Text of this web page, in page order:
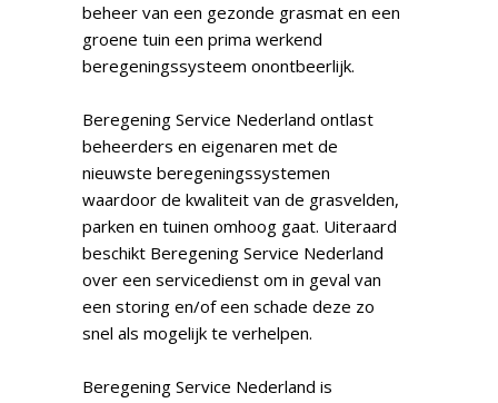
beheer van een gezonde grasmat en een
groene tuin een prima werkend
beregeningssysteem onontbeerlijk.
Beregening Service Nederland ontlast
beheerders en eigenaren met de
nieuwste beregeningssystemen
waardoor de kwaliteit van de grasvelden,
parken en tuinen omhoog gaat. Uiteraard
beschikt Beregening Service Nederland
over een servicedienst om in geval van
een storing en/of een schade deze zo
snel als mogelijk te verhelpen.
Beregening Service Nederland is